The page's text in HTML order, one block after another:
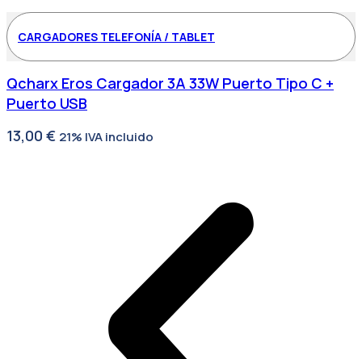
CARGADORES TELEFONÍA / TABLET
Qcharx Eros Cargador 3A 33W Puerto Tipo C +
Puerto USB
13,00 € 21% IVA incluido